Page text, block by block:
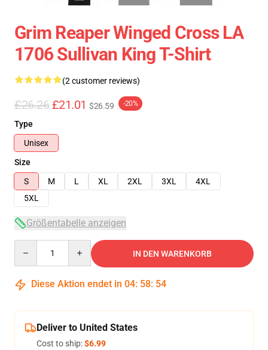
Grim Reaper Winged Cross LA
1706 Sullivan King T-Shirt
(2 customer reviews)
£26.26 £21.01 $26.59 -20%
Type
Unisex
Size
S
M L XL 2XL 3XL
4XL
5XL
Größentabelle anzeigen
IN DEN WARENKORB
Diese Aktion endet in 04: 58: 54
Deliver to United States
Cost to ship:$6.99